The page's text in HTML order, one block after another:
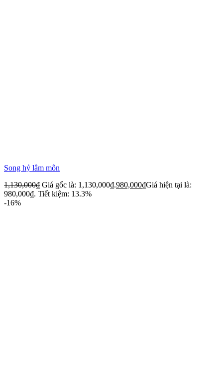
Song hỷ lâm môn
1,130,000₫ Giá gốc là: 1,130,000₫.980,000₫Giá hiện tại là:
980,000₫. Tiết kiệm: 13.3%
-16%